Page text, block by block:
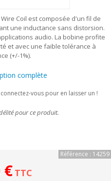
Coil est composée d'un fil de
une inductance sans distorsion.
audio. La bobine profite
et avec une faible tolérance à
(+/-1%).
complète
vous pour en laisser un !
pour ce produit.
Référence : 14259
€ TTC